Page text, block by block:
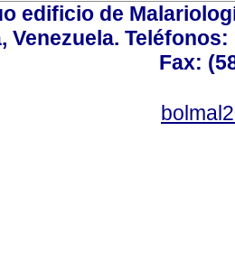
edificio de
Venezuela. Teléfonos:
Fax: